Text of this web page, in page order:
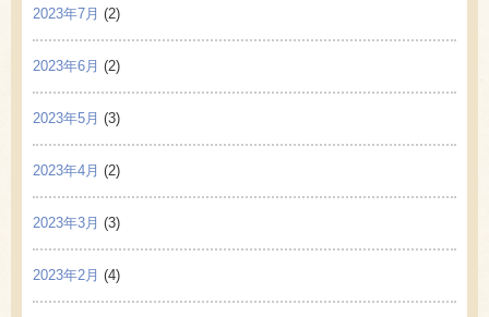
2023年7月 (2)
2023年6月 (2)
2023年5月 (3)
2023年4月 (2)
2023年3月 (3)
2023年2月 (4)